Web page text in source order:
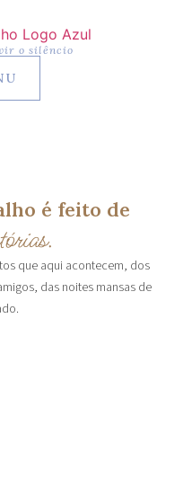
o silêncio
é feito de
que aqui acontecem, dos
das noites mansas de